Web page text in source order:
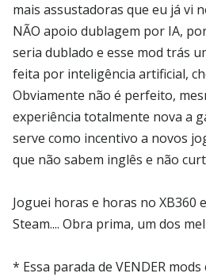
mais assustadoras que eu já vi
NÃO apoio dublagem por IA,
seria dublado e esse mod trás
feita por inteligência artificial,
Obviamente não é perfeito,
experiência totalmente nova a
serve como incentivo a novos
que não sabem inglês e não
Joguei horas e horas no XB360
Steam.... Obra prima, um dos
* Essa parada de VENDER